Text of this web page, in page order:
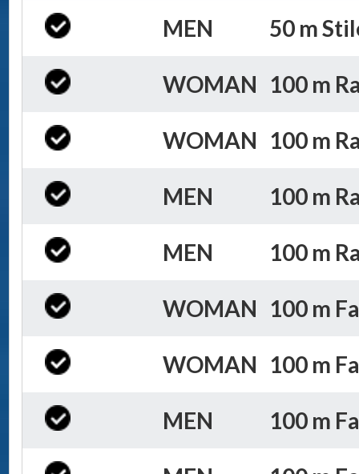
MEN 50 m
WOMAN 100 m
WOMAN 100 m
MEN 100 m
MEN 100 m
WOMAN 100 m
WOMAN 100 m
MEN 100 m